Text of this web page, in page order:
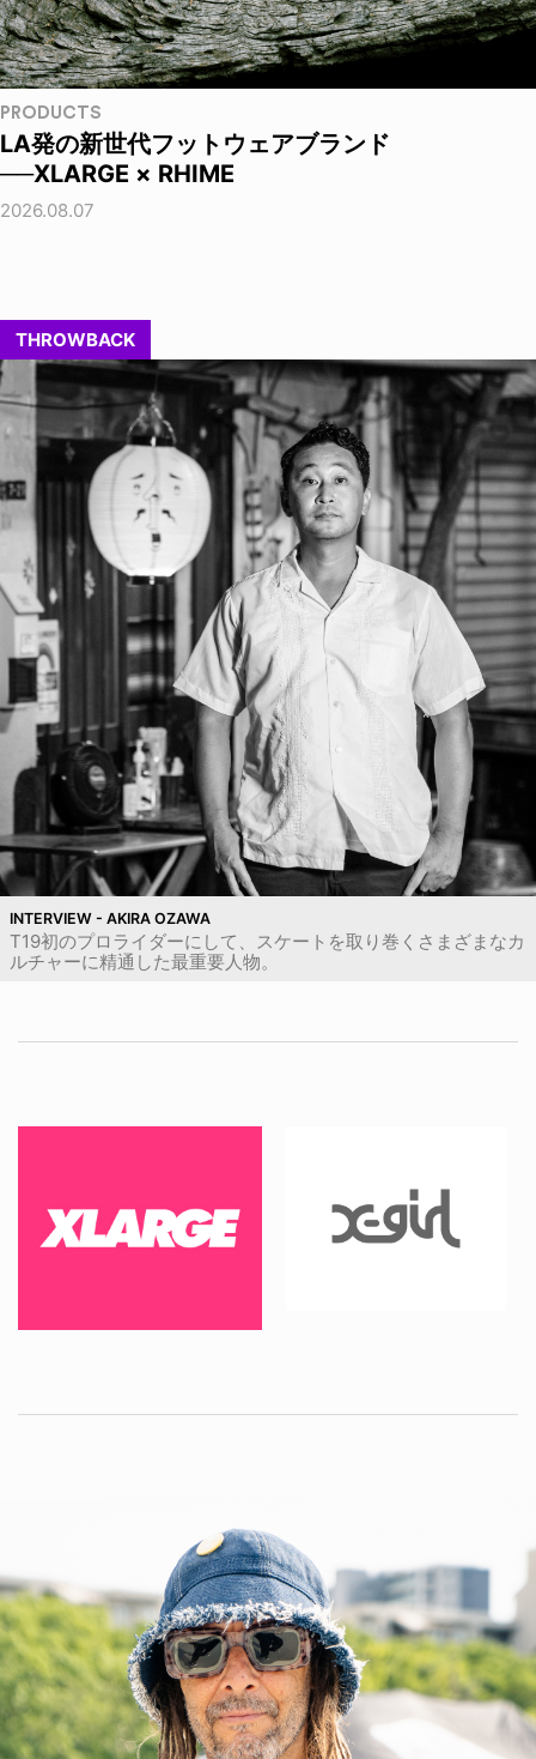
PRODUCTS
LA発の新世代フットウェアブランド
──XLARGE × RHIME
2026.08.07
THROWBACK
INTERVIEW - AKIRA OZAWA
T19初のプロライダーにして、スケートを取り巻くさまざまなカ
ルチャーに精通した最重要人物。